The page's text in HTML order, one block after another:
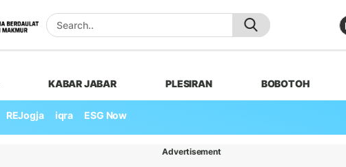
KABAR JABAR PLESIRAN BOBOTOH
REJogja iqra ESG Now
Advertisement